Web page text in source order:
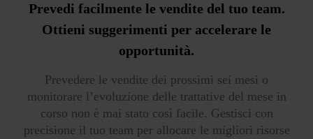
Prevedi facilmente le vendite del tuo team.
Ottieni suggerimenti per accelerare le
opportunità.
Prevedere le vendite dei prossimi sei mesi o
monitorare l’evoluzione delle trattative del mese in
corso non è mai stato così facile. Gestisci con
precisione il tuo team per allocare le migliori risorse